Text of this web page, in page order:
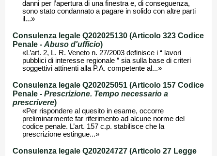
danni per l’apertura di una finestra e, di conseguenza,
sono stato condannato a pagare in solido con altre parti
il...»
Consulenza legale Q202025130 (Articolo 323 Codice
Penale - Abuso d'ufficio)
«L’art. 2, L. R. Veneto n. 27/2003 definisce i “ lavori
pubblici di interesse regionale ” sia sulla base di criteri
soggettivi attinenti alla P.A. competente al...»
Consulenza legale Q202025051 (Articolo 157 Codice
Penale - Prescrizione. Tempo necessario a
prescrivere)
«Per rispondere al quesito in esame, occorre
preliminarmente far riferimento ad alcune norme del
codice penale. L’art. 157 c.p. stabilisce che la
prescrizione estingue...»
Consulenza legale Q202024727 (Articolo 27 Legge